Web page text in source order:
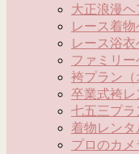
大正浪漫
レース着
レース浴
ファミリ
袴プラン（
卒業式袴レ
七五三プラ
着物レンタ
プロのカ